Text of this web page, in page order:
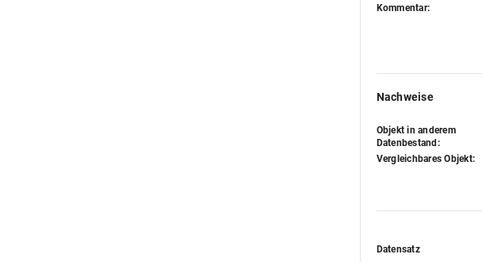
Kommentar:
Nachweise
Objekt in anderem
Datenbestand:
Vergleichbares Objekt:
Datensatz